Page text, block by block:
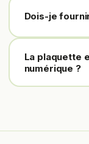
Dois-je
La plaquette
numérique ?